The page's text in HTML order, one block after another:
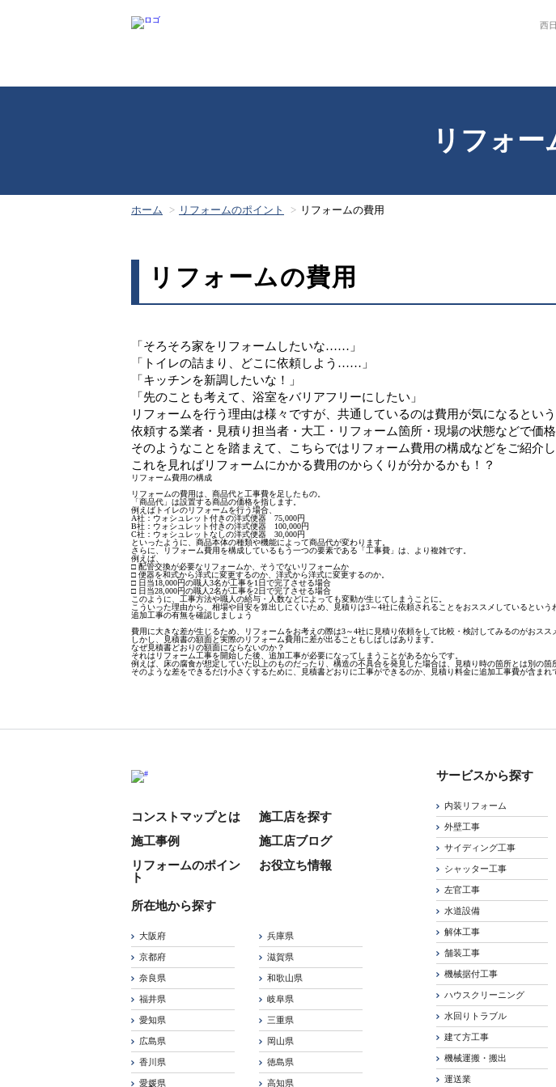
西
リフォー
ホーム リフォームのポイント リフォームの費用
リフォームの費用
「そろそろ家をリフォームしたいな……」
「トイレの詰まり、どこに依頼しよう……」
「キッチンを新調したいな！」
「先のことも考えて、浴室をバリアフリーにしたい」
リフォームを行う理由は様々ですが、共通しているのは費用が気になるという
依頼する業者・見積り担当者・大工・リフォーム箇所・現場の状態などで価
そのようなことを踏まえて、こちらではリフォーム費用の構成などをご紹介し
これを見ればリフォームにかかる費用のからくりが分かるかも！？
リフォーム費用の構成
リフォームの費用は、商品代と工事費を足したもの。
「商品代」は設置する商品の価格を指します。
例えばトイレのリフォームを行う場合、
A社：ウォシュレット付きの洋式便器 75,000円
B社：ウォシュレット付きの洋式便器 100,000円
C社：ウォシュレットなしの洋式便器 30,000円
といったように、商品本体の種類や機能によって商品代が変わります。
さらに、リフォーム費用を構成しているもう一つの要素である「工事費」は、より複雑です。
例えば、
□ 配管交換が必要なリフォームか、そうでないリフォームか
□ 便器を和式から洋式に変更するのか、洋式から洋式に変更するのか。
□ 日当18,000円の職人3名が工事を1日で完了させる場合
□ 日当28,000円の職人2名が工事を2日で完了させる場合
このように、工事方法や職人の給与・人数などによっても変動が生じてしまうことに。
こういった理由から、相場や目安を算出しにくいため、見積りは3～4社に依頼されることをおススメしているという
追加工事の有無を確認しましょう
費用に大きな差が生じるため、リフォームをお考えの際は3～4社に見積り依頼をして比較・検討してみるのがおスス
しかし、見積書の額面と実際のリフォーム費用に差が出ることもしばしばあります。
なぜ見積書どおりの額面にならないのか？
それはリフォーム工事を開始した後、追加工事が必要になってしまうことがあるからです。
例えば、床の腐食が想定していた以上のものだったり、構造の不具合を発見した場合は、見積り時の箇所とは別の箇
そのような差をできるだけ小さくするために、見積書どおりに工事ができるのか、見積り料金に追加工事費が含まれ
コンストマップとは
施工店を探す
施工事例
施工店ブログ
リフォームのポイン
ト
お役立ち情報
所在地から探す
大阪府 兵庫県
京都府 滋賀県
奈良県 和歌山県
福井県 岐阜県
愛知県 三重県
広島県 岡山県
香川県 徳島県
愛媛県 高知県
サービスから探す
内装リフォーム
外壁工事
サイディング工事
シャッター工事
左官工事
水道設備
解体工事
舗装工事
機械据付工事
ハウスクリーニング
水回りトラブル
建て方工事
機械運搬・搬出
運送業